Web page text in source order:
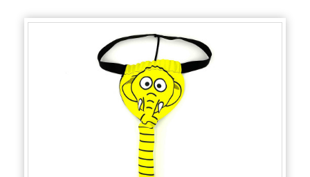
Ajándék Ötletek Férfiaknak